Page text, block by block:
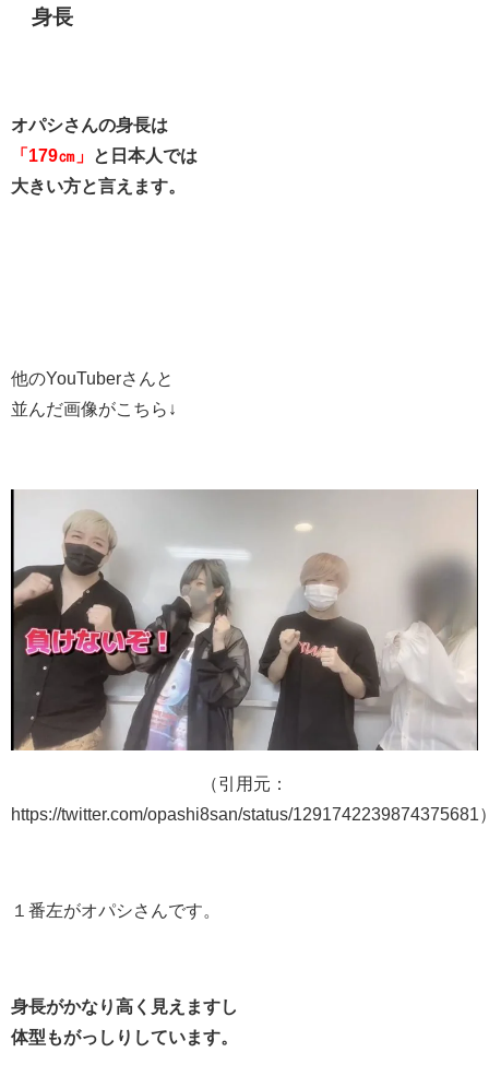
身長
オパシさんの身長は
「179㎝」
と日本人では
大きい方と言えます。
他のYouTuberさんと
並んだ画像がこちら↓
（引用元：
https://twitter.com/opashi8san/status/1291742239874375681
１番左がオパシさんです。
身長がかなり高く見えますし
体型もがっしりしています。